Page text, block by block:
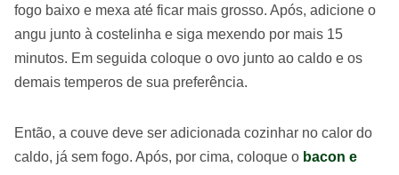
fogo baixo e mexa até ficar mais grosso. Após, adicione o
angu junto à costelinha e siga mexendo por mais 15
minutos. Em seguida coloque o ovo junto ao caldo e os
demais temperos de sua preferência.
Então, a couve deve ser adicionada cozinhar no calor do
caldo, já sem fogo. Após, por cima, coloque o bacon e